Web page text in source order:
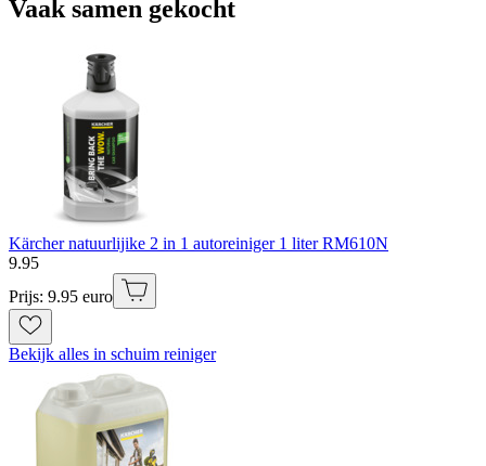
Vaak samen gekocht
Kärcher natuurlijike 2 in 1 autoreiniger 1 liter RM610N
9.95
Prijs: 9.95 euro
Bekijk alles in schuim reiniger